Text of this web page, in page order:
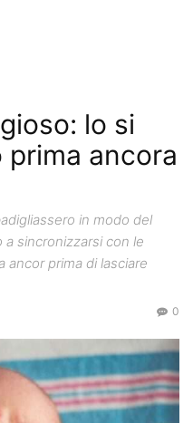
lo si
ancora
in modo del
sincronizzarsi con le
ancor prima di lasciare
0